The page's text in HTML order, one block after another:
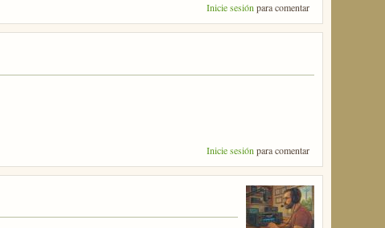
Inicie sesiónpara comentar
Inicie sesión para comentar